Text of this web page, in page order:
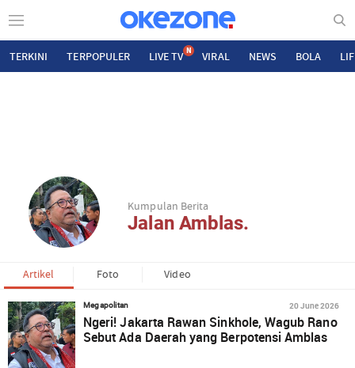
TERKINI TERPOPULER LIVE TV N VIRAL NEWS BOLA
Kumpulan Berita
Jalan Amblas.
Artikel Foto Video
Megapolitan 20 June 2026
Ngeri! Jakarta Rawan Sinkhole, Wagub Rano
Sebut Ada Daerah yang Berpotensi Amblas